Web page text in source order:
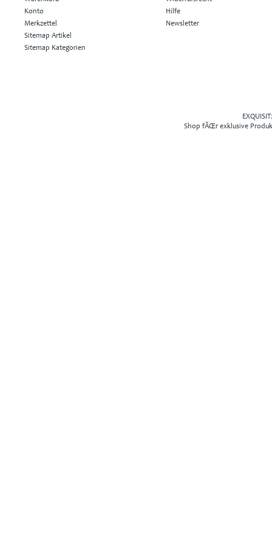
Konto
Merkzettel
Sitemap Artikel
Sitemap Kategorien
Hilfe
Newsletter
Shop fÃŒr exklusive